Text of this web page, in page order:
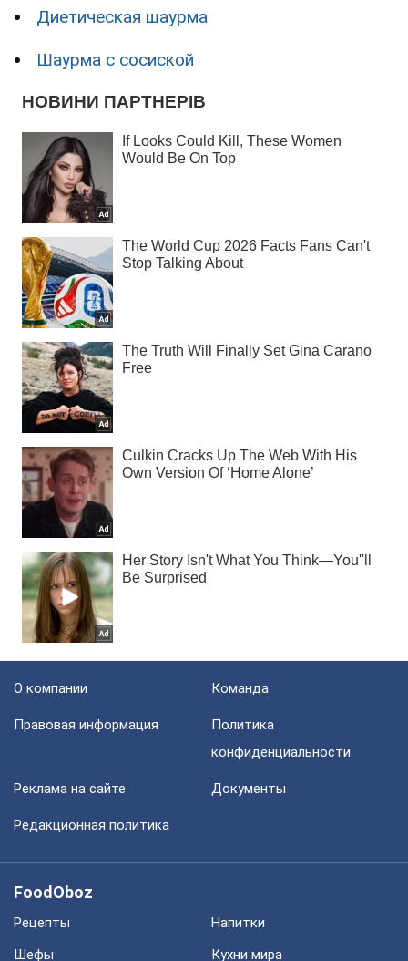
Диетическая шаурма
Шаурма с сосиской
О компании Команда
Правовая информация
Политика
конфиденциальности
Реклама на сайте Документы
Редакционная политика
FoodOboz
Рецепты
Напитки
Шефы
Кухни мира